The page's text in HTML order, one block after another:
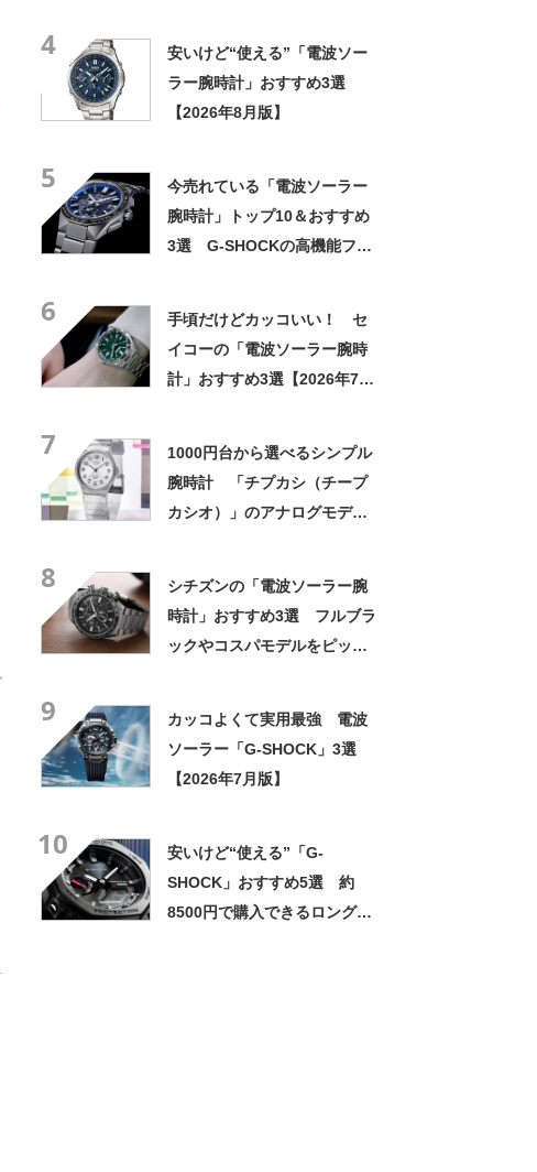
4
安いけど“使える”「電波ソー
ラー腕時計」おすすめ3選
【2026年8月版】
5
今売れている「電波ソーラー
腕時計」トップ10＆おすすめ
3選 G-SHOCKの高機能フル
6
手頃だけどカッコいい！ セ
イコーの「電波ソーラー腕時
計」おすすめ3選【2026年7月
7
1000円台から選べるシンプル
腕時計 「チプカシ（チープ
カシオ）」のアナログモデル3
8
シチズンの「電波ソーラー腕
時計」おすすめ3選 フルブラ
ックやコスパモデルをピック
9
カッコよくて実用最強 電波
ソーラー「G-SHOCK」3選
【2026年7月版】
10
安いけど“使える”「G-
SHOCK」おすすめ5選 約
8500円で購入できるロングセ